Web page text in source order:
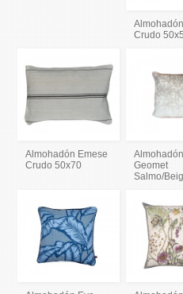
Crudo
Almohadón Emese
Crudo 50x70
Geomet
Salmo/